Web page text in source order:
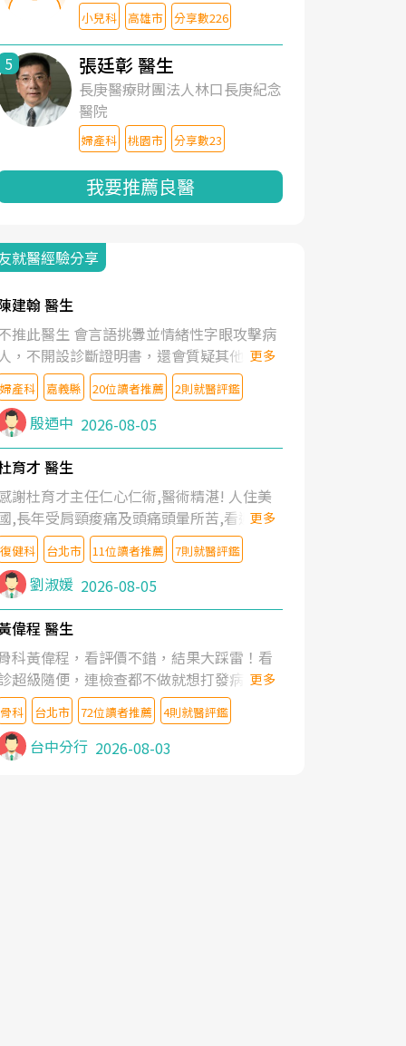
小兒科 高雄市 分享數226
5 張廷彰 醫生
長庚醫療財團法人林口長庚紀念
醫院
婦產科 桃園市 分享數23
我要推薦良醫
就醫經驗分享
建翰 醫生
推此醫生 會言語挑釁並情緒性字眼攻擊病
，不開設診斷證明書，還會質疑其他醫生
判斷！
更多
婦產科 嘉義縣 20位讀者推薦 2則就醫評鑑
殷迺中 2026-08-05
育才 醫生
謝杜育才主任仁心仁術,醫術精湛! 人住美
,長年受肩頸痠痛及頭痛頭暈所苦,看遍名醫
授,做了各種檢查,也嘗試過西醫打針,中醫
灸及物理徒手治療都沒有用,後來連吃到嗎
類止痛藥都效果有限,只是壓症狀,沒多久就
起來,多年失眠嚴重影響生活品質. 台灣親
介紹忠孝醫院杜育才主任是頸頭症候群專
,上網搜尋杜主任相關文章新聞跟網路評價
後,下定決心飛回台北找杜醫師診治. 杜主
的乾針跟增生治療真的很厲害,第一次乾針
覺得整個肩頸鬆開,回家特別好睡,經過幾次
療,長年頑疾已經好了大半,杜主任除了打針
厲害,還會一直交代要改善姿勢跟好好做運
更多
復健科 台北市 11位讀者推薦 7則就醫評鑑
劉淑媛 2026-08-05
偉程 醫生
科黃偉程，看評價不錯，結果大踩雷！看
超級隨便，連檢查都不做就想打發病人，
好大的官威 ... 想詢問病情還被陰陽怪氣嘲
一番。可能好評帶來的大頭症，變得自負
尊重病人。醫術也不行，畢竟連檢查都懶
做，治療會有用才怪。大家避雷吧！
更多
骨科 台北市 72位讀者推薦 4則就醫評鑑
台中分行 2026-08-03